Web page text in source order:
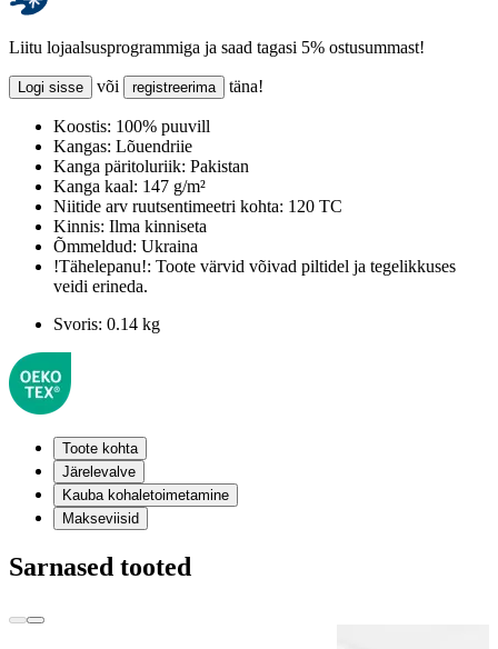
Liitu lojaalsusprogrammiga ja saad tagasi 5% ostusummast!
Logi sisse või registreerima täna!
Koostis: 100% puuvill
Kangas: Lõuendriie
Kanga päritoluriik: Pakistan
Kanga kaal: 147 g/m²
Niitide arv ruutsentimeetri kohta: 120 TC
Kinnis: Ilma kinniseta
Õmmeldud: Ukraina
!Tähelepanu!: Toote värvid võivad piltidel ja tegelikkuses
veidi erineda.
Svoris: 0.14 kg
Toote kohta
Järelevalve
Kauba kohaletoimetamine
Makseviisid
Sarnased tooted